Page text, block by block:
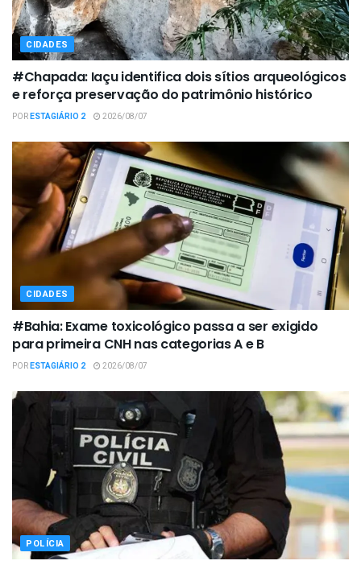
CIDADES
#Chapada: Iaçu identifica dois sítios arqueológicos
e reforça preservação do patrimônio histórico
PORESTAGIÁRIO 2 2026/08/07
CIDADES
#Bahia: Exame toxicológico passa a ser exigido
para primeira CNH nas categorias A e B
PORESTAGIÁRIO 2 2026/08/07
POLÍCIA